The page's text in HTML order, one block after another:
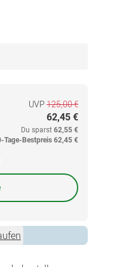
UVP 125,00 €
62,45 €
Du sparst 62,55 €
Tage-Bestpreis 62,45 €